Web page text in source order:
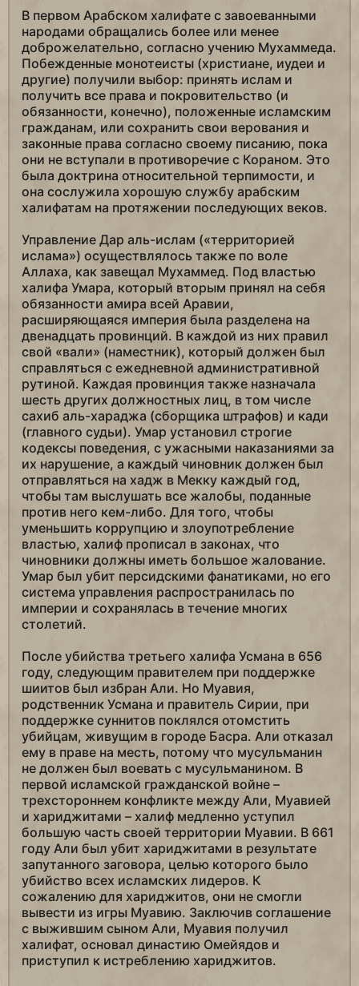
В первом Арабском халифате с завоеванными
народами обращались более или менее
доброжелательно, согласно учению Мухаммеда.
Побежденные монотеисты (христиане, иудеи и
другие) получили выбор: принять ислам и
получить все права и покровительство (и
обязанности, конечно), положенные исламским
гражданам, или сохранить свои верования и
законные права согласно своему писанию, пока
они не вступали в противоречие с Кораном. Это
была доктрина относительной терпимости, и
она сослужила хорошую службу арабским
халифатам на протяжении последующих веков.
Управление Дар аль-ислам («территорией
ислама») осуществлялось также по воле
Аллаха, как завещал Мухаммед. Под властью
халифа Умара, который вторым принял на себя
обязанности амира всей Аравии,
расширяющаяся империя была разделена на
двенадцать провинций. В каждой из них правил
свой «вали» (наместник), который должен был
справляться с ежедневной административной
рутиной. Каждая провинция также назначала
шесть других должностных лиц, в том числе
сахиб аль-хараджа (сборщика штрафов) и кади
(главного судьи). Умар установил строгие
кодексы поведения, с ужасными наказаниями за
их нарушение, а каждый чиновник должен был
отправляться на хадж в Мекку каждый год,
чтобы там выслушать все жалобы, поданные
против него кем-либо. Для того, чтобы
уменьшить коррупцию и злоупотребление
властью, халиф прописал в законах, что
чиновники должны иметь большое жалование.
Умар был убит персидскими фанатиками, но его
система управления распространилась по
империи и сохранялась в течение многих
столетий.
После убийства третьего халифа Усмана в 656
году, следующим правителем при поддержке
шиитов был избран Али. Но Муавия,
родственник Усмана и правитель Сирии, при
поддержке суннитов поклялся отомстить
убийцам, живущим в городе Басра. Али отказал
ему в праве на месть, потому что мусульманин
не должен был воевать с мусульманином. В
первой исламской гражданской войне –
трехстороннем конфликте между Али, Муавией
и хариджитами – халиф медленно уступил
большую часть своей территории Муавии. В 661
году Али был убит хариджитами в результате
запутанного заговора, целью которого было
убийство всех исламских лидеров. К
сожалению для хариджитов, они не смогли
вывести из игры Муавию. Заключив соглашение
с выжившим сыном Али, Муавия получил
халифат, основал династию Омейядов и
приступил к истреблению хариджитов.